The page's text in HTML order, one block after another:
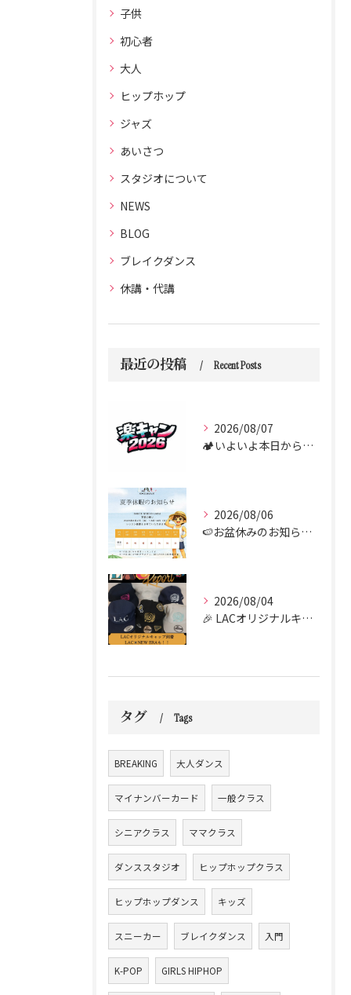
子供
初心者
大人
ヒップホップ
ジャズ
あいさつ
スタジオについて
NEWS
BLOG
ブレイクダンス
休講・代講
最近の投稿 Recent Posts
2026/08/07
🏕️いよいよ本日からダンス合宿 “楽キャン” がスタートしま...
2026/08/06
🍉お盆休みのお知らせ🍉
2026/08/04
🎉 LACオリジナルキャップがついに到着しました！！🧢✨
タグ Tags
BREAKING 大人ダンス
マイナンバーカード 一般クラス
シニアクラス ママクラス
ダンススタジオ ヒップホップクラス
ヒップホップダンス キッズ
スニーカー ブレイクダンス 入門
K-POP GIRLS HIPHOP